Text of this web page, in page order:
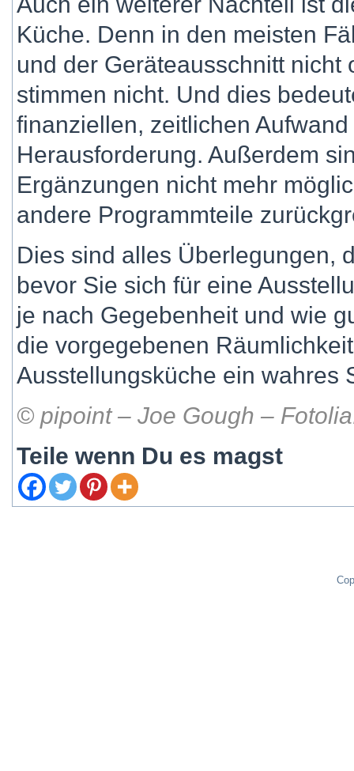
Küche. Denn in den meisten
und der Geräteausschnitt
stimmen nicht. Und dies
finanziellen, zeitlichen
Herausforderung. Außerdem
Ergänzungen nicht mehr
andere Programmteile
Dies sind alles Überlegungen,
bevor Sie sich für eine
je nach Gegebenheit und wie
die vorgegebenen
Ausstellungsküche ein wahres
© pipoint – Joe Gough –
Teile wenn Du es magst